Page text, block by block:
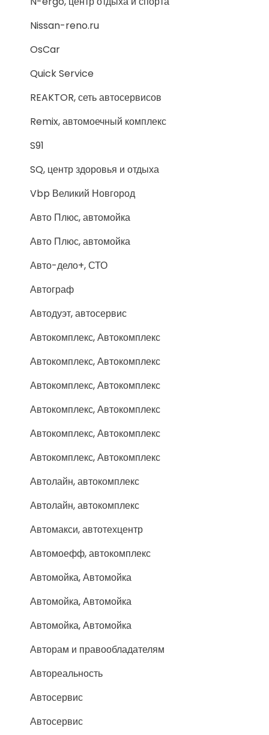
Nissan-reno.ru
OsCar
Quick Service
REAKTOR, сеть автосервисов
Remix, автомоечный комплекс
S91
SQ, центр здоровья и отдыха
Vbp Великий Новгород
Авто Плюс, автомойка
Авто Плюс, автомойка
Авто-дело+, СТО
Автограф
Автодуэт, автосервис
Автокомплекс, Автокомплекс
Автокомплекс, Автокомплекс
Автокомплекс, Автокомплекс
Автокомплекс, Автокомплекс
Автокомплекс, Автокомплекс
Автокомплекс, Автокомплекс
Автолайн, автокомплекс
Автолайн, автокомплекс
Автомакси, автотехцентр
Автомоефф, автокомплекс
Автомойка, Автомойка
Автомойка, Автомойка
Автомойка, Автомойка
Авторам и правообладателям
Автореальность
Автосервис
Автосервис